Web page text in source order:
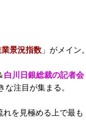
業景況指数 」がメイン。
白川日銀総裁の記者会
な注目が集まる。
を見極める上で最も